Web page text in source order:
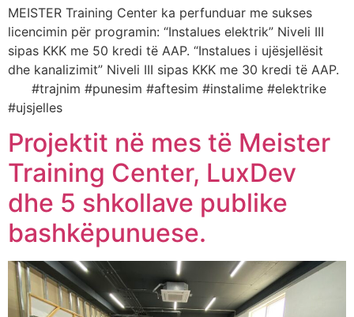
MEISTER Training Center ka perfunduar me sukses
licencimin për programin: “Instalues elektrik” Niveli III
sipas KKK me 50 kredi të AAP. “Instalues i ujësjellësit
dhe kanalizimit” Niveli III sipas KKK me 30 kredi të AAP.
#trajnim #punesim #aftesim #instalime #elektrike
#ujsjelles
Projektit në mes të Meister
Training Center, LuxDev
dhe 5 shkollave publike
bashkëpunuese.